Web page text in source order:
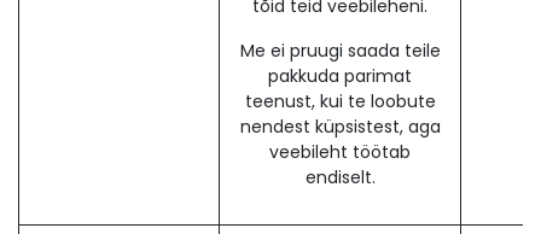
tõid teid veebileheni.
Me ei pruugi saada teile
pakkuda parimat
teenust, kui te loobute
nendest küpsistest, aga
veebileht töötab
endiselt.